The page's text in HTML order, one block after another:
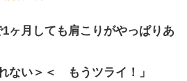
1ヶ月しても肩こりがやっぱりあ
ない＞＜ もうツライ！」